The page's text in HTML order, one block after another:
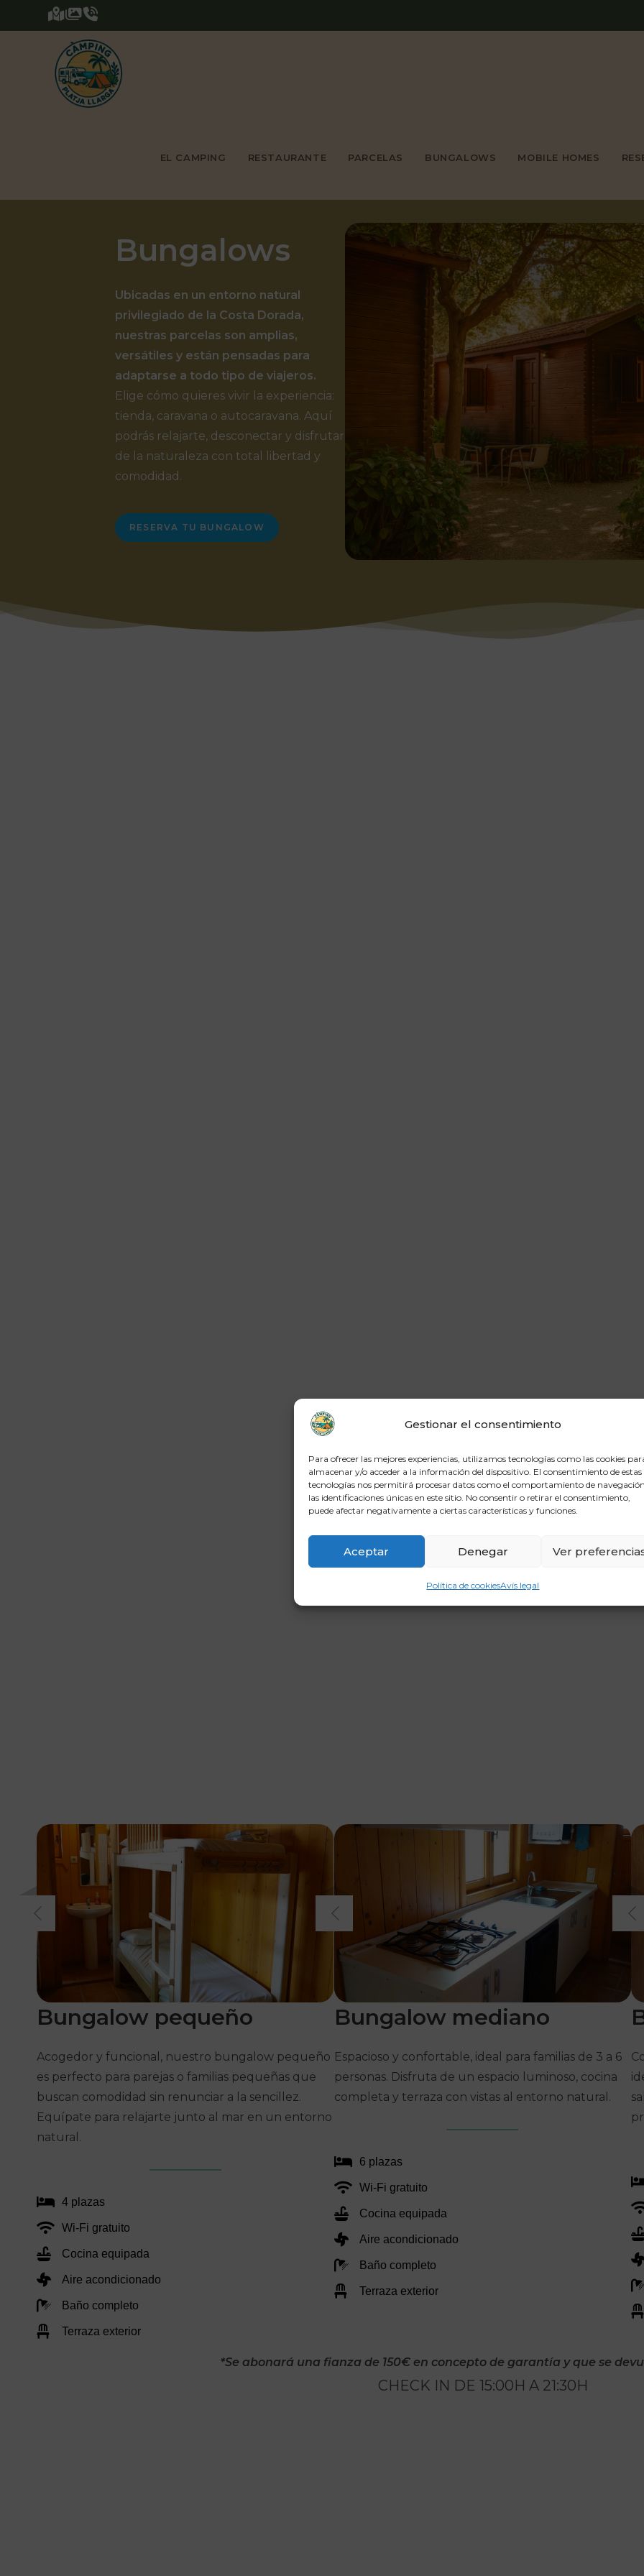
Gestionar el consentimiento
Para ofrecer las mejores experiencias, utilizamos tecnologías como las cookies
almacenar y/o acceder a la información del dispositivo. El consentimiento de estas
tecnologías nos permitirá procesar datos como el comportamiento de
las identificaciones únicas en este sitio. No consentir o retirar el consentimiento,
puede afectar negativamente a ciertas características y funciones.
Aceptar Denegar Ver
Política de cookiesAvís legal
EL CAMPING RESTAURANTE PARCELAS BUNGALOWS MOBILE HOMES
Bungalows
Ubicadas en un entorno natural
privilegiado de la Costa Dorada,
nuestras parcelas son amplias,
versátiles y están pensadas para
adaptarse a todo tipo de viajeros.
Elige cómo quieres vivir la experiencia:
tienda, caravana o autocaravana. Aquí
podrás relajarte, desconectar y disfrutar
de la naturaleza con total libertad y
comodidad.
RESERVA TU BUNGALOW
Bungalow pequeño
Acogedor y funcional, nuestro bungalow pequeño
es perfecto para parejas o familias pequeñas que
buscan comodidad sin renunciar a la sencillez.
Equípate para relajarte junto al mar en un entorno
natural.
4 plazas
Wi‑Fi gratuito
Cocina equipada
Aire acondicionado
Baño completo
Terraza exterior
Bungalow mediano
Espacioso y confortable, ideal para familias de 3 a 6
personas. Disfruta de un espacio luminoso, cocina
completa y terraza con vistas al entorno natural.
6 plazas
Wi‑Fi gratuito
Cocina equipada
Aire acondicionado
Baño completo
Terraza exterior
*Se abonará una fianza de 150€ en concepto de garantía y que se
CHECK IN DE 15:00H A 21:30H